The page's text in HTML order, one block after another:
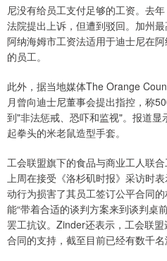
尼没有给员工支付足够的工资。去
法院提出上诉，但遭到驳回。加州
阿纳海姆市工资法适用于迪士尼在
的员工。
此外，据当地媒体The Orange
月曾向迪士尼董事会提出指控，称
到"非法惩戒、恐吓和监视"。报道
起拳头的米老鼠造型手套。
工会联盟旗下的食品与商业工人联
上周在接受《洛杉矶时报》采访时
动行为损害了其员工签订公平合同
能“带着合适的谈判方案来到谈判桌
罢工抗议。Zinder还表示，工会联
合同的支持，截至目前已经有数千名